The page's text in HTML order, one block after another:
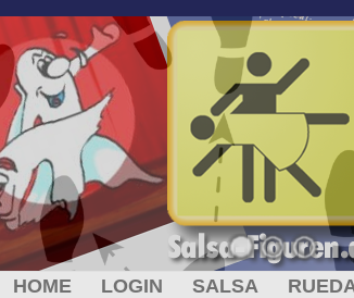
HOME LOGIN SALSA